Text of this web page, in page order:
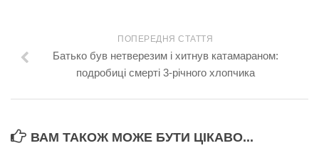
ПОПЕРЕДНЯ СТАТТЯ
Батько був нетверезим і хитнув катамараном:
подробиці смepті 3-річного хлопчика
ВАМ ТАКОЖ МОЖЕ БУТИ ЦІКАВО...